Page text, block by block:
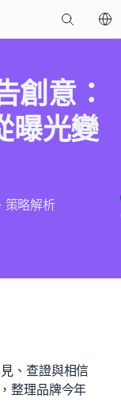
創意：
曝光變
策略解析
、查證與相信
整理品牌今年